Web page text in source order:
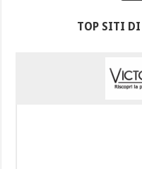
TOP SITI